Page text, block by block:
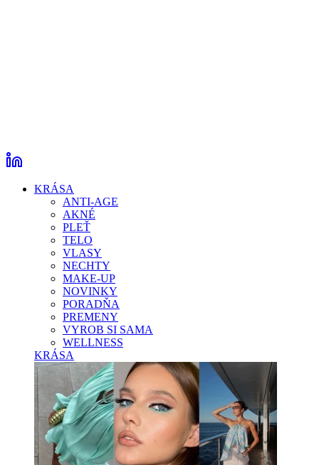
KRÁSA
ANTI-AGE
AKNÉ
PLEŤ
TELO
VLASY
NECHTY
MAKE-UP
NOVINKY
PORADŇA
PREMENY
VYROB SI SAMA
WELLNESS
KRÁSA